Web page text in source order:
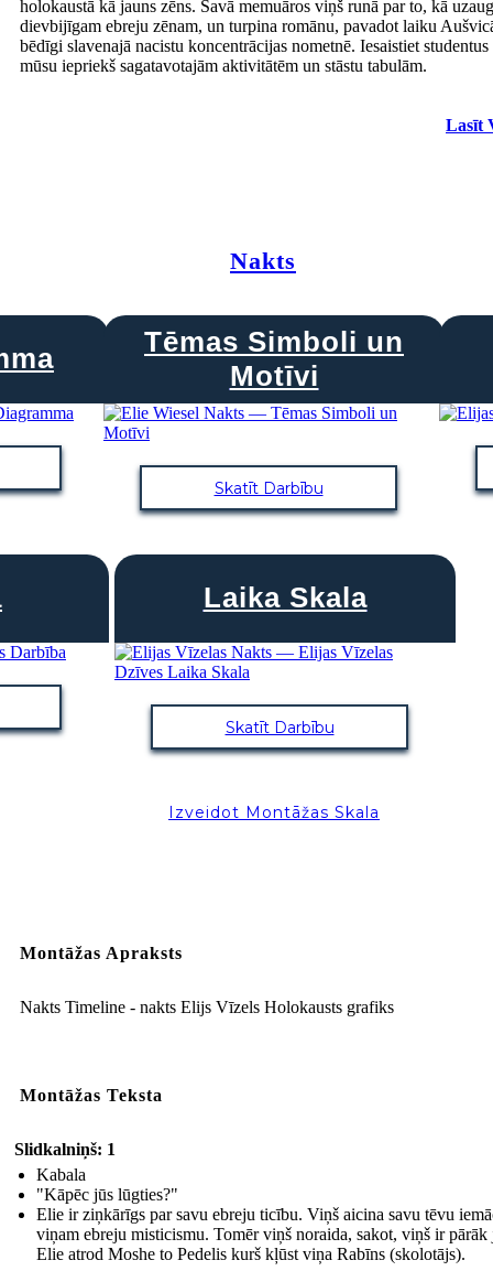
Septiņus mēnešus, Elie un viņa tēvs strādāja koncentrācijas nometnēm
Aušvici un Buna. Tur viņi izturēja un pieredzējusi briesmīgus noziegumus
holokaustā kā jauns zēns. Savā memuāros viņš runā par to, kā
dievbijīgam ebreju zēnam, un turpina romānu, pavadot laiku
bēdīgi slavenajā nacistu koncentrācijas nometnē. Iesaistiet studentus
mūsu iepriekš sagatavotajām aktivitātēm un stāstu tabulām.
Lasīt
Nakts
Tēmas Simboli un
Motīvi
Skatīt Darbību
Laika Skala
Skatīt Darbību
Izveidot Montāžas Skala
Montāžas Apraksts
Nakts Timeline - nakts Elijs Vīzels Holokausts grafiks
Montāžas Teksta
Slidkalniņš: 1
Kabala
"Kāpēc jūs lūgties?"
Elie ir ziņkārīgs par savu ebreju ticību. Viņš aicina savu tēvu
viņam ebreju misticismu. Tomēr viņš noraida, sakot, viņš ir pārāk
Elie atrod Moshe to Pedelis kurš kļūst viņa Rabīns (skolotājs).